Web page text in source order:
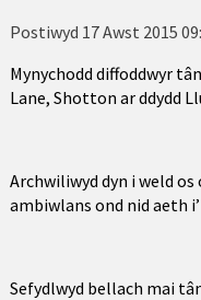
Postiwyd 17 Awst 2015
Mynychodd diffoddwyr
Lane, Shotton ar ddydd
Archwiliwyd dyn i weld
ambiwlans ond nid aeth
Sefydlwyd bellach mai